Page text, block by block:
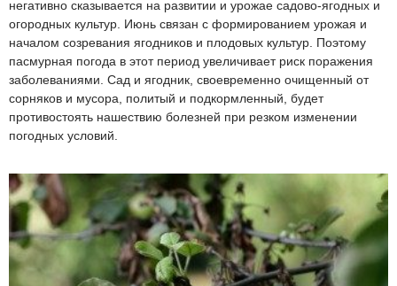
негативно сказывается на развитии и урожае садово-ягодных и
огородных культур. Июнь связан с формированием урожая и
началом созревания ягодников и плодовых культур. Поэтому
пасмурная погода в этот период увеличивает риск поражения
заболеваниями. Сад и ягодник, своевременно очищенный от
сорняков и мусора, политый и подкормленный, будет
противостоять нашествию болезней при резком изменении
погодных условий.